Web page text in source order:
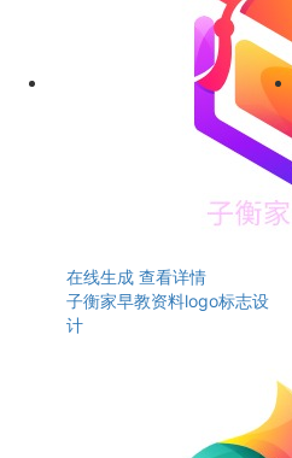
在线生成 查看详情
子衡家早教资料logo标志设
计